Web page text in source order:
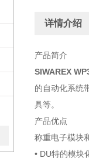
详情介绍
产品简介
SIWAREX
的自动化系统
具等。
产品优点
称重电子模块
• DU特的模块